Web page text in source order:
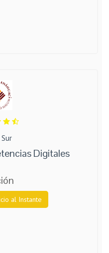
Digitales
al Instante